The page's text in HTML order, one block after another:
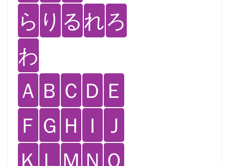
ら り るれろ
わ
Ａ Ｂ Ｃ Ｄ Ｅ
Ｆ Ｇ Ｈ Ｉ Ｊ
Ｋ Ｌ Ｍ Ｎ Ｏ